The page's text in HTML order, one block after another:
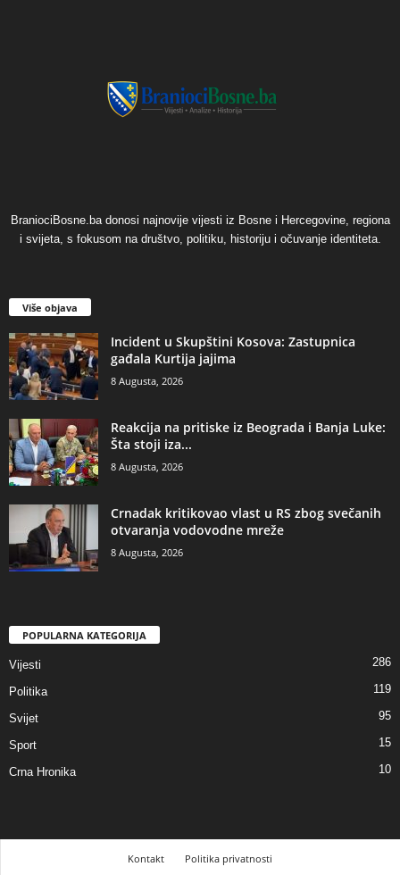
BraniociBosne.ba donosi najnovije vijesti iz Bosne i Hercegovine, regiona
i svijeta, s fokusom na društvo, politiku, historiju i očuvanje identiteta.
Više objava
Incident u Skupštini Kosova: Zastupnica
gađala Kurtija jajima
8 Augusta, 2026
Reakcija na pritiske iz Beograda i Banja Luke:
Šta stoji iza...
8 Augusta, 2026
​Crnadak kritikovao vlast u RS zbog svečanih
otvaranja vodovodne mreže
8 Augusta, 2026
POPULARNA KATEGORIJA
Vijesti 286
Politika 119
Svijet 95
Sport 15
Crna Hronika 10
Kontakt Politika privatnosti